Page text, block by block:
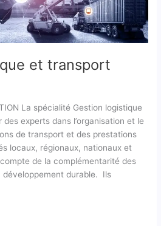
et transport
La spécialité Gestion logistique
experts dans l’organisation et le
de transport et des prestations
locaux, régionaux, nationaux et
de la complémentarité des
développement durable. Ils